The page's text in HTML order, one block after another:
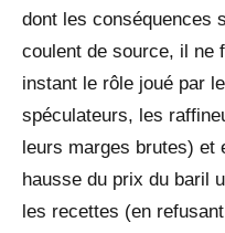
dont les conséquences
coulent de source, il ne
instant le rôle joué par
spéculateurs, les
leurs marges brutes) et
hausse du prix du baril
les recettes (en